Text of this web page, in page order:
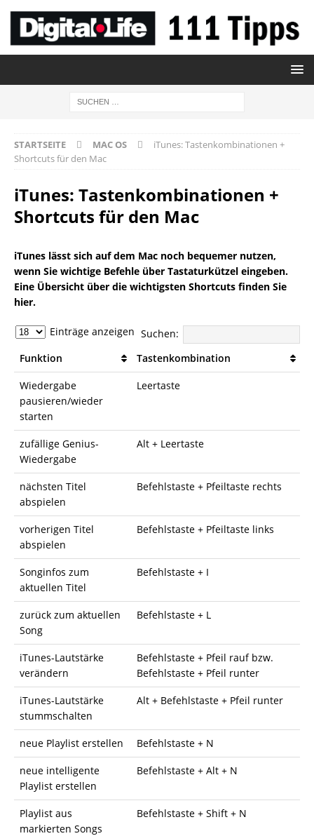
STARTSEITE MAC OS
iTunes: Tastenkombinationen +
Shortcuts für den Mac
iTunes: Tastenkombinationen +
Shortcuts für den Mac
iTunes lässt sich auf dem Mac noch bequemer nutzen,
wenn Sie wichtige Befehle über Tastaturkützel eingeben.
Eine Übersicht über die wichtigsten Shortcuts finden Sie
hier.
Einträge anzeigen Suchen:
Funktion
Tastenkombination
Wiedergabe
pausieren/wieder
starten
Leertaste
zufällige Genius-
Wiedergabe
Alt + Leertaste
nächsten Titel
abspielen
Befehlstaste + Pfeiltaste rechts
vorherigen Titel
abspielen
Befehlstaste + Pfeiltaste links
Songinfos zum
aktuellen Titel
Befehlstaste + I
zurück zum aktuellen
Song
Befehlstaste + L
iTunes-Lautstärke
verändern
Befehlstaste + Pfeil rauf bzw.
Befehlstaste + Pfeil runter
iTunes-Lautstärke
stummschalten
Alt + Befehlstaste + Pfeil runter
neue Playlist erstellen Befehlstaste + N
neue intelligente
Playlist erstellen
Befehlstaste + Alt + N
Playlist aus
markierten Songs
Befehlstaste + Shift + N